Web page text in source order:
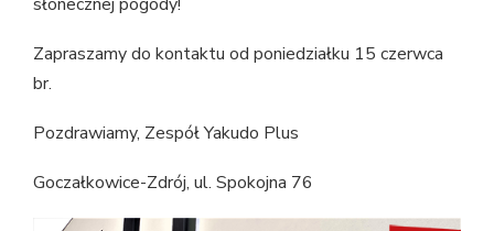
Zapraszamy do kontaktu od poniedziałku 15 czerwca
br.
Pozdrawiamy, Zespół Yakudo Plus
Goczałkowice-Zdrój, ul. Spokojna 76